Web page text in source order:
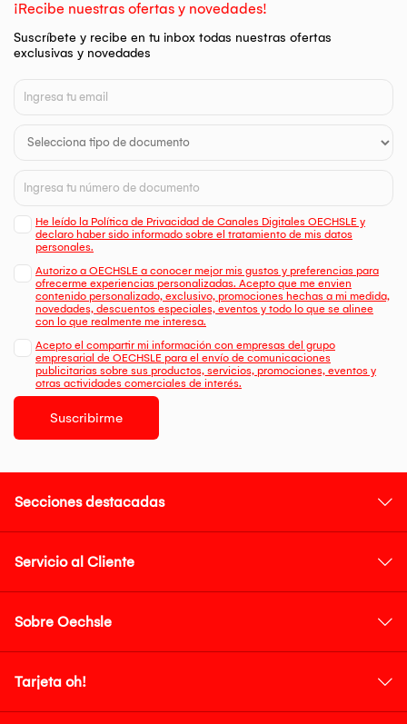
¡Recibe nuestras ofertas y novedades!
Suscríbete y recibe en tu inbox todas nuestras ofertas
exclusivas y novedades
He leído la Política de Privacidad de Canales Digitales OECHSLE y
declaro haber sido informado sobre el tratamiento de mis datos
personales.
Autorizo a OECHSLE a conocer mejor mis gustos y preferencias para
ofrecerme experiencias personalizadas. Acepto que me envien
contenido personalizado, exclusivo, promociones hechas a mi medida,
novedades, descuentos especiales, eventos y todo lo que se alinee
con lo que realmente me interesa.
Acepto el compartir mi información con empresas del grupo
empresarial de OECHSLE para el envío de comunicaciones
publicitarias sobre sus productos, servicios, promociones, eventos y
otras actividades comerciales de interés.
Suscribirme
Secciones destacadas
Servicio al Cliente
Sobre Oechsle
Tarjeta oh!